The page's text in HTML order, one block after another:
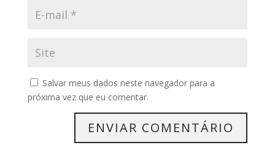
Salvar meus dados neste navegador para a
próxima vez que eu comentar.